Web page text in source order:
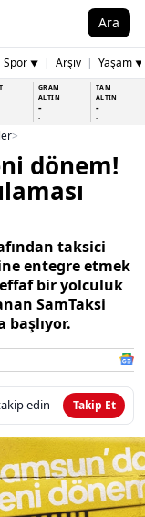
Ara
Spor ▼ | Arşiv | Yaşam ▼
GRAM
ALTIN
-
-
TAM
ALTIN
-
-
>
dönem!
taksici
entegre etmek
bir yolculuk
SamTaksi
başlıyor.
edin Takip Et